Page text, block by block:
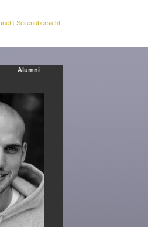
| Seitenübersicht
Alumni